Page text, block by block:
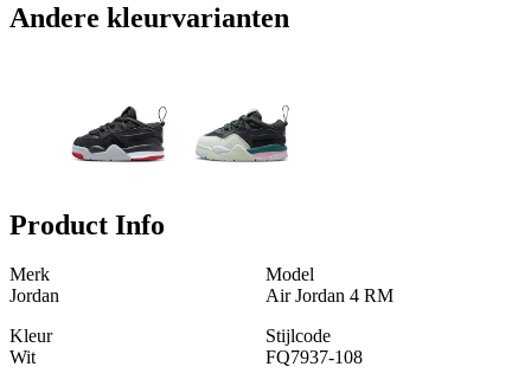
Andere kleurvarianten
Product Info
Merk
Jordan
Model
Air Jordan 4 RM
Kleur
Wit
Stijlcode
FQ7937-108